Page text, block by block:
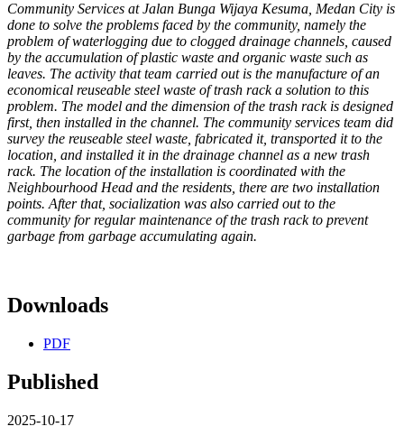
Community Services at Jalan Bunga Wijaya Kesuma, Medan City is
done to solve the problems faced by the community, namely the
problem of waterlogging due to clogged drainage channels, caused
by the accumulation of plastic waste and organic waste such as
leaves. The activity that team carried out is the manufacture of an
economical reuseable steel waste of trash rack a solution to this
problem. The model and the dimension of the trash rack is designed
first, then installed in the channel. The community services team did
survey the reuseable steel waste, fabricated it, transported it to the
location, and installed it in the drainage channel as a new trash
rack. The location of the installation is coordinated with the
Neighbourhood Head and the residents, there are two installation
points. After that, socialization was also carried out to the
community for regular maintenance of the trash rack to prevent
garbage from garbage accumulating again.
Downloads
PDF
Published
2025-10-17